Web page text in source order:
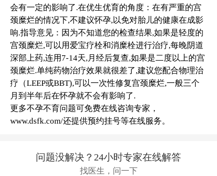
会有一定的影响了.在优生优育的角度：在有严重的宫
颈糜烂的情况下,不建议怀孕,以免对胎儿的健康在成影
响.指导意见：因为不知道您的检查结果,如果是轻度的
宫颈糜烂,可以用爱宝疗栓和消糜栓进行治疗,每晚阴道
深部上药,连用7-14天,月经后复查,如果是二度以上的宫
颈糜烂.单纯药物治疗效果就很差了,建议您配合物理治
疗（LEEP或BBT),可以一次性修复宫颈糜烂,一般三个
月到半年后在怀孕就不会有影响了.
更多不孕不育问题可免费在线咨询专家，
www.dsfk.com/还提供预约挂号等在线服务。
问题没解决？24小时专家在线解答
找医生，问一下